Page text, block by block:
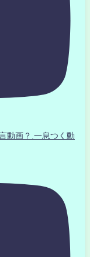
画？.一息つく動